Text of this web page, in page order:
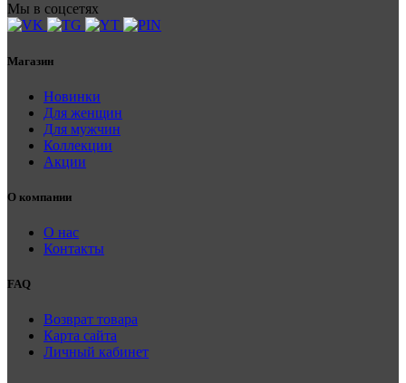
Мы в соцсетях
Магазин
Новинки
Для женщин
Для мужчин
Коллекции
Акции
О компании
О нас
Контакты
FAQ
Возврат товара
Карта сайта
Личный кабинет